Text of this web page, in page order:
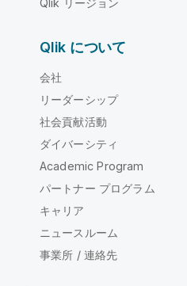
Qlik について
会社
リーダーシップ
社会貢献活動
ダイバーシティ
Academic Program
パートナー プログラム
キャリア
ニュースルーム
事業所 / 連絡先